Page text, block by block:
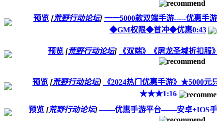
预览 [荒野行动论坛] 一一5000款双端手游-----优惠
◆GM权限◆首冲◆优惠0:43
预览 [荒野行动论坛] 《双端》《屠龙圣域折扣服
预览 [荒野行动论坛]
《2024热门优惠手游》★5000
★★★1:16
预览 [荒野行动论坛] ——优惠手游平台——安卓+IOS